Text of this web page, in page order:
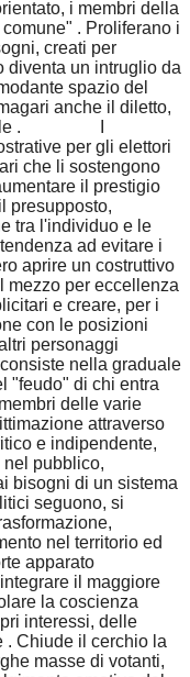
i membri della
. Proliferano i
creati per
diventa un intruglio da
spazio del
anche il diletto,
. I
per gli elettori
che li sostengono
il prestigio
presupposto,
tra l'individuo e le
ad evitare i
aprire un costruttivo
mezzo per eccellenza
e creare, per i
con le posizioni
personaggi
nella graduale
"feudo" di chi entra
delle varie
attraverso
e indipendente,
pubblico,
bisogni di un sistema
seguono, si
nel territorio ed
apparato
il maggiore
la coscienza
interessi, delle
. Chiude il cerchio la
masse di votanti,